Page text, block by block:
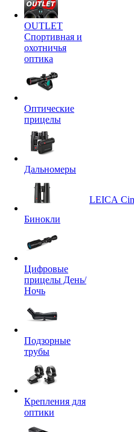
OUTLET
Спортивная и
охотничья
оптика
Оптические
прицелы
Дальномеры
Бинокли
Цифровые
прицелы День/
Ночь
Подзорные
трубы
Крепления для
оптики
LEICA